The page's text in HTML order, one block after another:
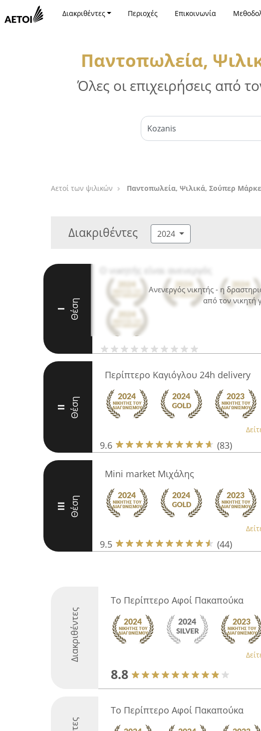
Διακριθέντες Περιοχές Επικοινωνία
Παντοπωλεία,
Όλες οι επιχειρήσεις από
Αετοί των ψιλικών Παντοπωλεία, Ψιλικά, Σούπερ
Διακριθέντες 2024
Ανενεργός νικητής - η
από τον νικητή
I Θέση
Ο νικητής είναι ανενεργός
II Θέση
Περίπτερο Καγιόγλου 24h delivery
9.6 (83)
III Θέση
Mini market Μιχάλης
9.5 (44)
Διακριθέντες
Το Περίπτερο Αφοί Πακαπούκα
8.8
Το Περίπτερο Αφοί Πακαπούκα